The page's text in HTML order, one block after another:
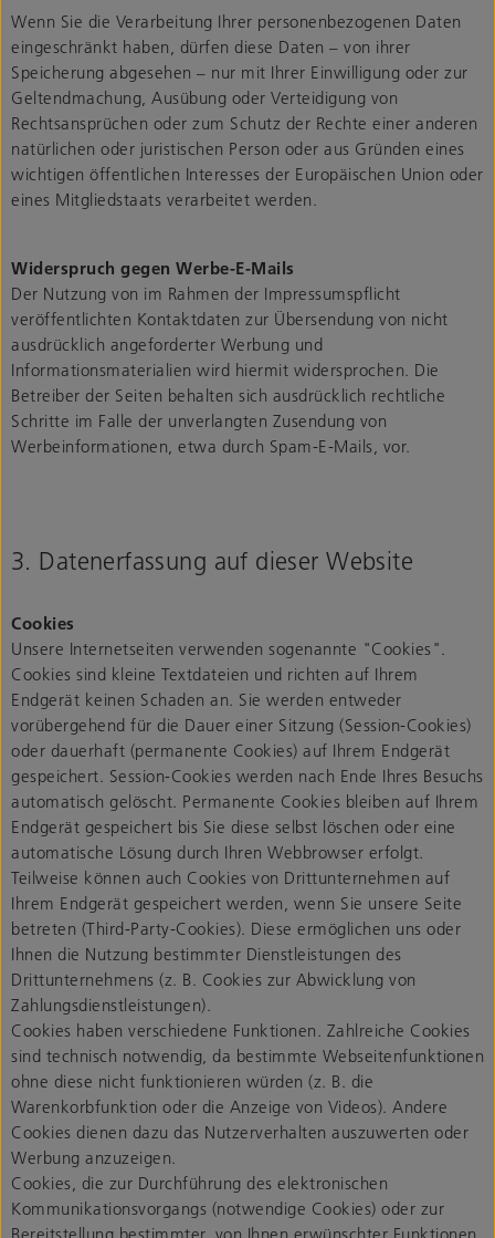
Wenn Sie die Verarbeitung Ihrer personenbezogenen Daten
eingeschränkt haben, dürfen diese Daten – von ihrer
Speicherung abgesehen – nur mit Ihrer Einwilligung oder zur
Geltendmachung, Ausübung oder Verteidigung von
Rechtsansprüchen oder zum Schutz der Rechte einer anderen
natürlichen oder juristischen Person oder aus Gründen eines
wichtigen öffentlichen Interesses der Europäischen Union oder
eines Mitgliedstaats verarbeitet werden.
Widerspruch gegen Werbe-E-Mails
Der Nutzung von im Rahmen der Impressumspflicht
veröffentlichten Kontaktdaten zur Übersendung von nicht
ausdrücklich angeforderter Werbung und
Informationsmaterialien wird hiermit widersprochen. Die
Betreiber der Seiten behalten sich ausdrücklich rechtliche
Schritte im Falle der unverlangten Zusendung von
Werbeinformationen, etwa durch Spam-E-Mails, vor.
3. Datenerfassung auf dieser Website
Cookies
Unsere Internetseiten verwenden sogenannte "Cookies".
Cookies sind kleine Textdateien und richten auf Ihrem
Endgerät keinen Schaden an. Sie werden entweder
vorübergehend für die Dauer einer Sitzung (Session-Cookies)
oder dauerhaft (permanente Cookies) auf Ihrem Endgerät
gespeichert. Session-Cookies werden nach Ende Ihres Besuchs
automatisch gelöscht. Permanente Cookies bleiben auf Ihrem
Endgerät gespeichert bis Sie diese selbst löschen oder eine
automatische Lösung durch Ihren Webbrowser erfolgt.
Teilweise können auch Cookies von Drittunternehmen auf
Ihrem Endgerät gespeichert werden, wenn Sie unsere Seite
betreten (Third-Party-Cookies). Diese ermöglichen uns oder
Ihnen die Nutzung bestimmter Dienstleistungen des
Drittunternehmens (z. B. Cookies zur Abwicklung von
Zahlungsdienstleistungen).
Cookies haben verschiedene Funktionen. Zahlreiche Cookies
sind technisch notwendig, da bestimmte Webseitenfunktionen
ohne diese nicht funktionieren würden (z. B. die
Warenkorbfunktion oder die Anzeige von Videos). Andere
Cookies dienen dazu das Nutzerverhalten auszuwerten oder
Werbung anzuzeigen.
Cookies, die zur Durchführung des elektronischen
Kommunikationsvorgangs (notwendige Cookies) oder zur
Bereitstellung bestimmter, von Ihnen erwünschter Funktionen